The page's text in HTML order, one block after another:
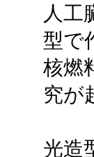
人工
型で
核燃
究が
光造